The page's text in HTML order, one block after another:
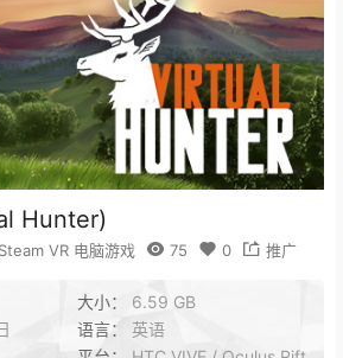
Hunter)
Steam VR 电脑游戏 75 0 推广
大小： 6.59 GB
语言： 英语